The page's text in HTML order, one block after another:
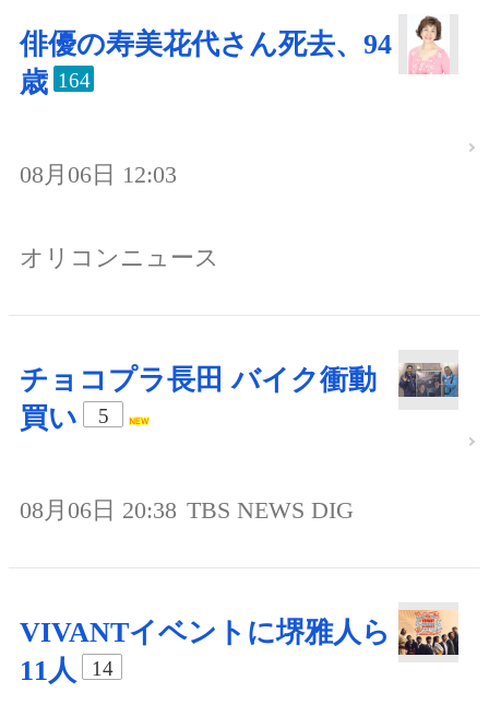
俳優の寿美花代さん死去、94
歳 164
08月06日 12:03
オリコンニュース
チョコプラ長田 バイク衝動
買い
5
08月06日 20:38 TBS NEWS DIG
VIVANTイベントに堺雅人ら
11人
14